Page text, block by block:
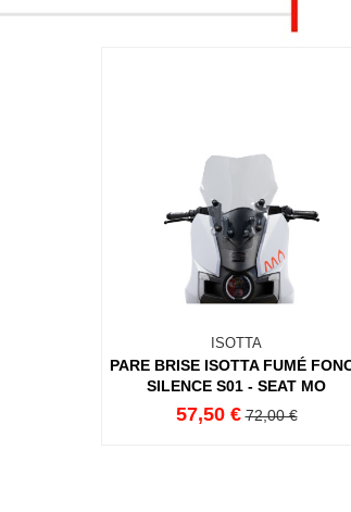
ISOTTA
PARE BRISE ISOTTA FUMÉ
SILENCE S01 - SEAT MO
57,50 € 72,00 €